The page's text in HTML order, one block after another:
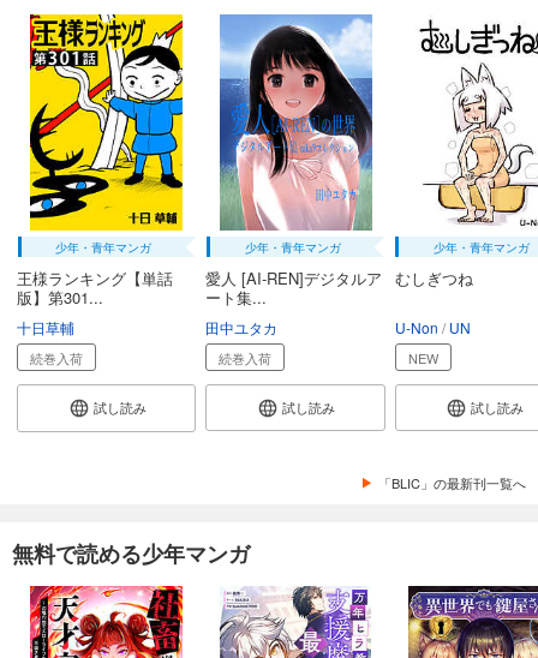
少年・青年マンガ
王様ランキング【単話
版】第301...
十日草輔
続巻入荷
試し読み
少年・青年マンガ
愛人 [AI-REN]デジタルア
ート集...
田中ユタカ
続巻入荷
試し読み
少年・青年マンガ
むしぎつね
U-Non UN
NEW
試し読み
「BLIC」の最新刊一覧へ
無料で読める少年マンガ